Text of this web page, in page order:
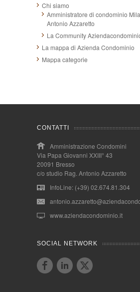
Chi siamo
Amministratore di condominio
Antonio Azzaretto
La Community
La mappa di Azienda Condominio
Mappa categorie
CONTATTI
Amministrazione Condomini
Via Papa Giovanni XXIII° 43
20091 Bresso
c/o studio Rag. Antonio Azzaretto
InfoLine: (+39) 02.674.81.304
www.aziendacondominio.it
SOCIAL NETWORK